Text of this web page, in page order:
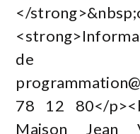
</
de
78 12 80</
Maison Jean